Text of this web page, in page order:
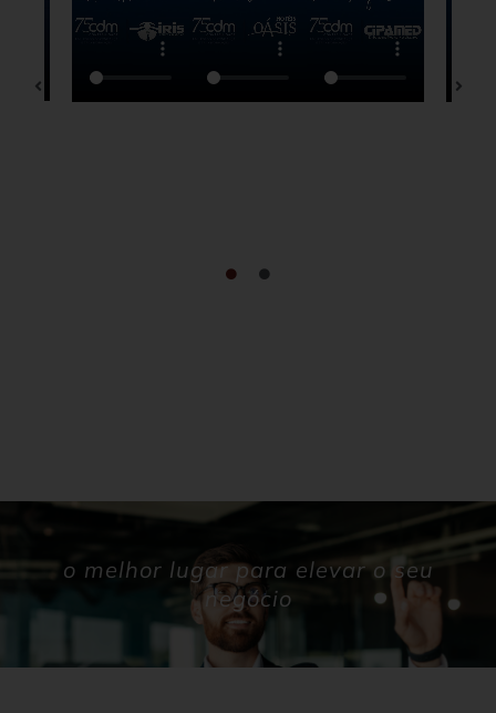
o melhor lugar para elevar o seu
negócio